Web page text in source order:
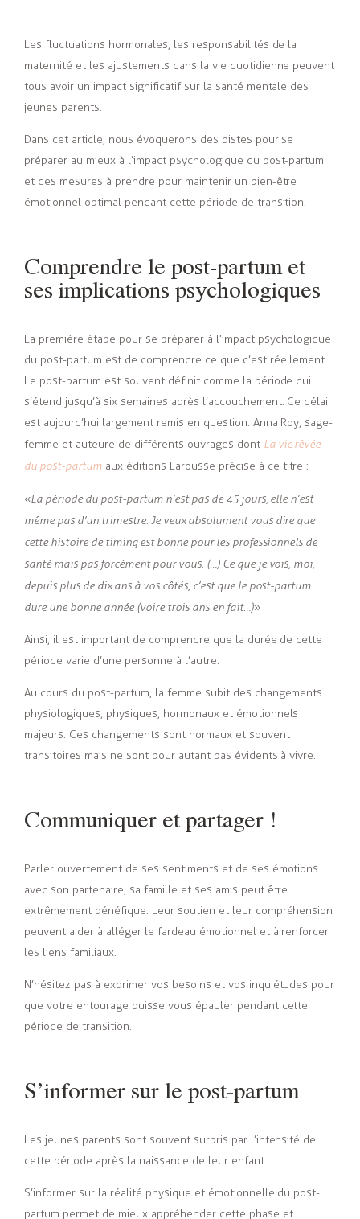
Les fluctuations hormonales, les responsabilités de la
maternité et les ajustements dans la vie quotidienne peuvent
tous avoir un impact significatif sur la santé mentale des
jeunes parents.
Dans cet article, nous évoquerons des pistes pour se
préparer au mieux à l’impact psychologique du post-partum
et des mesures à prendre pour maintenir un bien-être
émotionnel optimal pendant cette période de transition.
Comprendre le post-partum et
ses implications psychologiques
La première étape pour se préparer à l’impact psychologique
du post-partum est de comprendre ce que c’est réellement.
Le post-partum est souvent définit comme la période qui
s’étend jusqu’à six semaines après l’accouchement. Ce délai
est aujourd’hui largement remis en question. Anna Roy, sage-
femme et auteure de différents ouvrages dont La vie rêvée
du post-partum aux éditions Larousse précise à ce titre :
«La période du post-partum n’est pas de 45 jours, elle n’est
même pas d’un trimestre. Je veux absolument vous dire que
cette histoire de timing est bonne pour les professionnels de
santé mais pas forcément pour vous. (…) Ce que je vois, moi,
depuis plus de dix ans à vos côtés, c’est que le post-partum
dure une bonne année (voire trois ans en fait…)»
Ainsi, il est important de comprendre que la durée de cette
période varie d’une personne à l’autre.
Au cours du post-partum, la femme subit des changements
physiologiques, physiques, hormonaux et émotionnels
majeurs. Ces changements sont normaux et souvent
transitoires mais ne sont pour autant pas évidents à vivre.
Communiquer et partager !
Parler ouvertement de ses sentiments et de ses émotions
avec son partenaire, sa famille et ses amis peut être
extrêmement bénéfique. Leur soutien et leur compréhension
peuvent aider à alléger le fardeau émotionnel et à renforcer
les liens familiaux.
N’hésitez pas à exprimer vos besoins et vos inquiétudes pour
que votre entourage puisse vous épauler pendant cette
période de transition.
S’informer sur le post-partum
Les jeunes parents sont souvent surpris par l’intensité de
cette période après la naissance de leur enfant.
S’informer sur la réalité physique et émotionnelle du post-
partum permet de mieux appréhender cette phase et